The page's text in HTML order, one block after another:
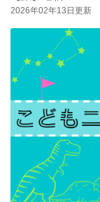
2026年02年13日更新